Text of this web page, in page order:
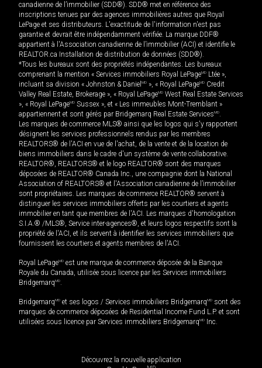
canadienne de l’immobilier (SDD®). SDD® met en référence des
inscriptions tenues par des agences immobilières autres que Royal
LePage et ses distributeurs. L'exactitude de l'information n'est pas
garantie et devrait être indépendamment vérifiée. La marque DDF®
appartient à l'Association canadienne de l’immobilier (ACI) et identifie le
REALTOR.ca Installation de distribution de données (SDD®).
*Tous les bureaux sont des propriétés indépendantes. Les bureaux
comprenant la mention « Services immobiliers Royal LePageMD Ltée »,
incluant sa division « Johnston & Daniel MD », « Royal LePageMD Credit
Valley Real Estate, Brokerage », « Royal LePageMD West Real Estate Services
», « Royal LePageMD Sussex », et « Les immeubles Mont-Tremblant »
appartiennent et sont gérés par Bridgemarq Real Estate ServicesMD.
Les marques de commerce MLS® ainsi que les logos qui s'y rapportent
désignent les services professionnels rendus par les membres
REALTORS® de l'ACI en vue de l'achat, de la vente et de la location de
biens immobiliers dans le cadre d'un système de vente collaborative.
REALTOR®, REALTORS® et le logo REALTOR® sont des marques
déposées de REALTOR® Canada Inc., une compagnie dont la National
Association of REALTORS® et l'Association canadienne de l’immobilier
sont propriétaires. Les marques de commerce REALTOR® servent à
distinguer les services immobiliers offerts par les courtiers et agents
immobilier en tant que membres de l'ACI. Les marques d'homologation
S.I.A.® /MLS®, Service inter-agences®, et leurs logos respectifs sont la
propriété de l'ACI, et ils servent à identifier les services immobiliers que
fournissent les courtiers et agents membres de l'ACI.
Royal LePageMD est une marque de commerce déposée de la Banque
Royale du Canada, utilisée sous licence par les Services immobiliers
BridgemarqMD.
BridgemarqMD et ses logos / Services immobiliers BridgemarqMD sont des
marques de commerce déposées de Residential Income Fund L.P. et sont
utilisées sous licence par Services immobiliers BridgemarqMD Inc.
Découvrez la nouvelle application